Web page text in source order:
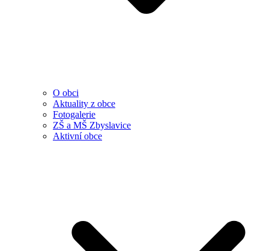
O obci
Aktuality z obce
Fotogalerie
ZŠ a MŠ Zbyslavice
Aktivní obce